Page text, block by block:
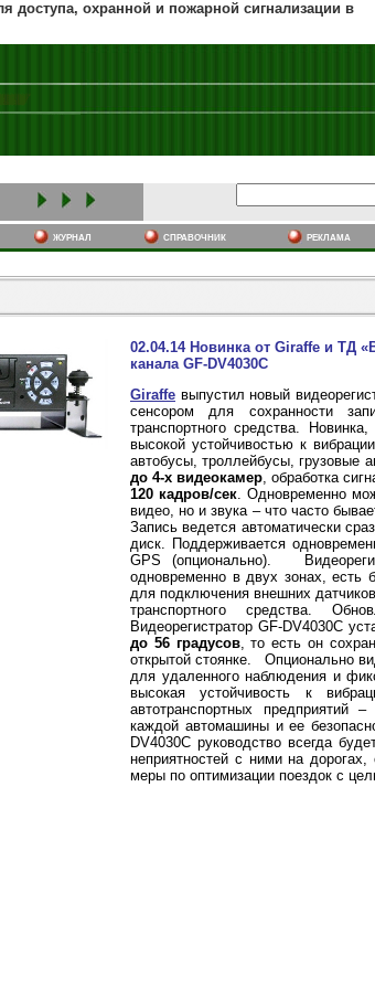
доступа, охранной и пожарной сигнализации в
журнал cправочник реклама
02.04.14 Новинка от Giraffe и ТД
канала GF-DV4030C
Giraffe выпустил новый
сенсором для сохранности
транспортного средства.
высокой устойчивостью к
автобусы, троллейбусы, грузовые
до 4-х видеокамер, обработка
120 кадров/сек. Одновременно
видео, но и звука – что часто
Запись ведется автоматически
диск. Поддерживается
GPS (опционально).
одновременно в двух зонах, есть
для подключения внешних
транспортного средства.
Видеорегистратор GF-DV4030C
до 56 градусов, то есть он
открытой стоянке. Опционально
для удаленного наблюдения и
высокая устойчивость к
автотранспортных предприятий
каждой автомашины и ее
DV4030C руководство всегда
неприятностей с ними на
меры по оптимизации поездок с